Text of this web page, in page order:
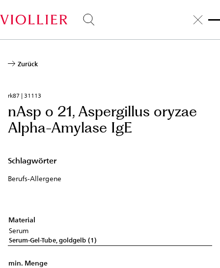
zum
Inhalt
Zurück
rk87 | 31113
nAsp o 21, Aspergillus oryzae
Alpha-Amylase IgE
Schlagwörter
Berufs-Allergene
Material
Serum
Serum-Gel-Tube, goldgelb (1)
min. Menge